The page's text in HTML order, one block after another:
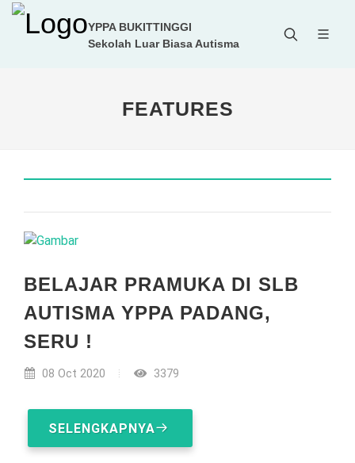
YPPA BUKITTINGGI
Sekolah Luar Biasa Autisma
FEATURES
BELAJAR PRAMUKA DI SLB
AUTISMA YPPA PADANG,
SERU !
08 Oct 2020 3379
SELENGKAPNYA